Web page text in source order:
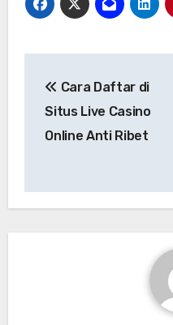
pos
Cara Daftar di
Situs Live Casino
Online Anti Ribet